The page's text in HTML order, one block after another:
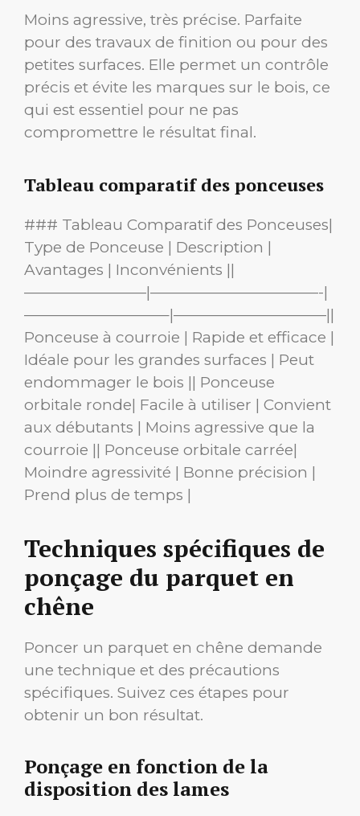
Moins agressive, très précise. Parfaite
pour des travaux de finition ou pour des
petites surfaces. Elle permet un contrôle
précis et évite les marques sur le bois, ce
qui est essentiel pour ne pas
compromettre le résultat final.
Tableau comparatif des ponceuses
### Tableau Comparatif des Ponceuses|
Type de Ponceuse | Description |
Avantages | Inconvénients ||
————————|———————————-|
—————————–|——————————||
Ponceuse à courroie | Rapide et efficace |
Idéale pour les grandes surfaces | Peut
endommager le bois || Ponceuse
orbitale ronde| Facile à utiliser | Convient
aux débutants | Moins agressive que la
courroie || Ponceuse orbitale carrée|
Moindre agressivité | Bonne précision |
Prend plus de temps |
Techniques spécifiques de
ponçage du parquet en
chêne
Poncer un parquet en chêne demande
une technique et des précautions
spécifiques. Suivez ces étapes pour
obtenir un bon résultat.
Ponçage en fonction de la
disposition des lames